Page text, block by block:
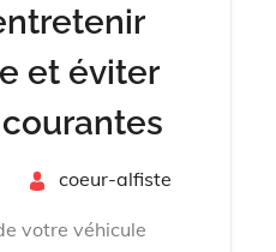
et éviter
coeur-alfiste
votre véhicule